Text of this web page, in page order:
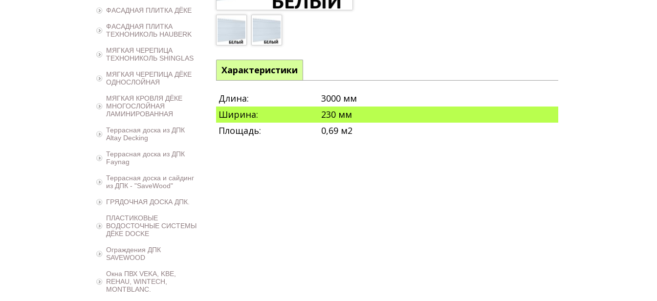
ФАСАДНАЯ ПЛИТКА ДЁКЕ
ФАСАДНАЯ ПЛИТКА
ТЕХНОНИКОЛЬ HAUBERK
МЯГКАЯ ЧЕРЕПИЦА
ТЕХНОНИКОЛЬ SHINGLAS
МЯГКАЯ ЧЕРЕПИЦА ДЁКЕ
ОДНОСЛОЙНАЯ
МЯГКАЯ КРОВЛЯ ДЁКЕ
МНОГОСЛОЙНАЯ
ЛАМИНИРОВАННАЯ
Террасная доска из ДПК
Altay Decking
Террасная доска из ДПК
Faynag
Террасная доска и сайдинг
из ДПК - "SaveWood"
ГРЯДОЧНАЯ ДОСКА ДПК.
ПЛАСТИКОВЫЕ
ВОДОСТОЧНЫЕ СИСТЕМЫ
ДЁКЕ DOCKE
Ограждения ДПК
SAVEWOOD
Окна ПВХ VEKA, KBE,
REHAU, WINTECH,
MONTBLANC.
Характеристики
Длина:
3000 мм
Ширина:
230 мм
Площадь:
0,69 м2